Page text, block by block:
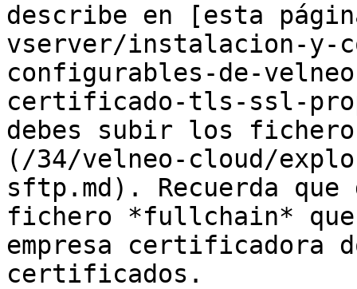
describe en [esta
vserver/instalacion-y-
configurables-de-
certificado-tls-ssl-
debes subir los
(/34/velneo-cloud/
sftp.md). Recuerda
fichero *fullchain* que
empresa certificadora
certificados.